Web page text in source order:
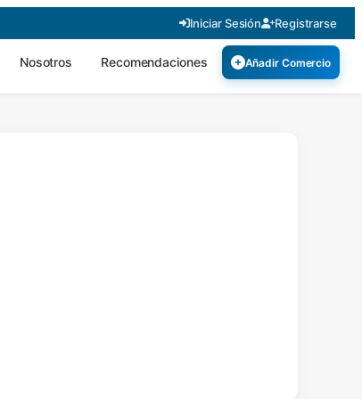
Iniciar Sesión Registrarse
Nosotros Recomendaciones Añadir Comercio